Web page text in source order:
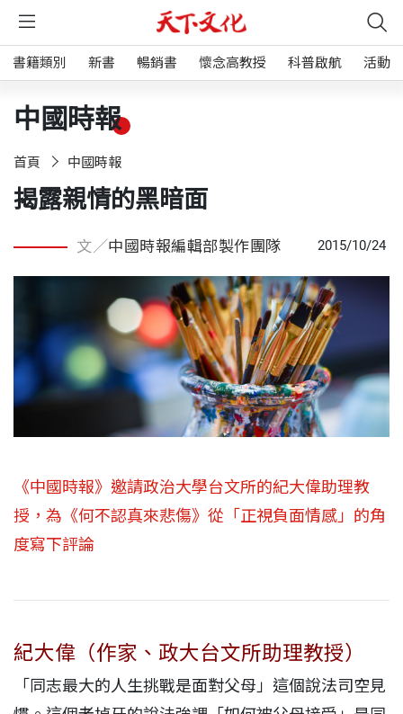
書籍類別 新書 暢銷書 懷念高教授 科普啟航 活動
中國時報
首頁 中國時報
揭露親情的黑暗面
文／中國時報編輯部製作團隊 2015/10/24
《中國時報》邀請政治大學台文所的紀大偉助理教
授，為《何不認真來悲傷》從「正視負面情感」的角
度寫下評論
紀大偉（作家、政大台文所助理教授）
「同志最大的人生挑戰是面對父母」這個說法司空見